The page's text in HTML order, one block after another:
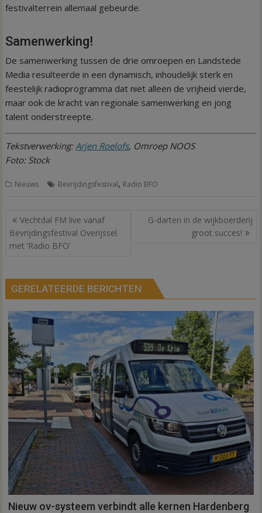
festivalterrein allemaal gebeurde.
Samenwerking!
De samenwerking tussen de drie omroepen en Landstede
Media resulteerde in een dynamisch, inhoudelijk sterk en
feestelijk radioprogramma dat niet alleen de vrijheid vierde,
maar ook de kracht van regionale samenwerking en jong
talent onderstreepte.
Tekstverwerking: Arjen Roelofs, Omroep NOOS
Foto: Stock
Nieuws Bevrijdingsfestival, Radio BFO
Bericht
navigatie
Vechtdal FM live vanaf
Bevrijdingsfestival Overijssel
met ‘Radio BFO’
G-darten in de wijkboerderij
groot succes!
GERELATEERDE BERICHTEN
Nieuw ov-systeem verbindt alle kernen Hardenberg